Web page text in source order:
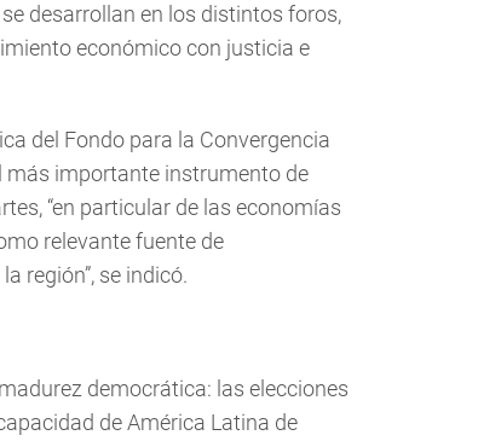
desarrollan en los distintos foros,
económico con justicia e
del Fondo para la Convergencia
más importante instrumento de
“en particular de las economías
relevante fuente de
región”, se indicó.
democrática: las elecciones
de América Latina de